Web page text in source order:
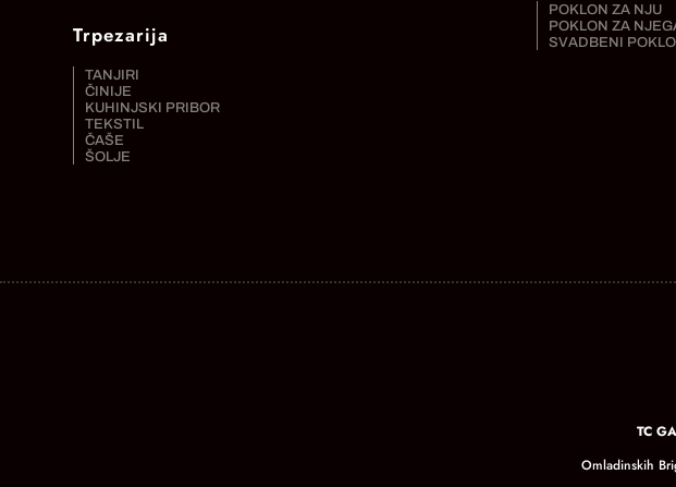
Trpezarija
TANJIRI
ČINIJE
KUHINJSKI PRIBOR
TEKSTIL
ČAŠE
ŠOLJE
POKLON ZA NJU
POKLON ZA
SVADBENI
TC
Omladinskih